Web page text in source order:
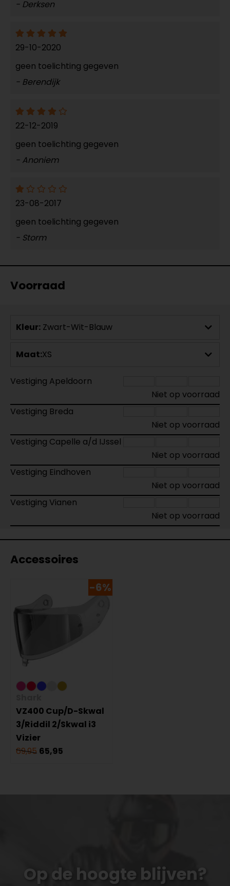
- Derksen
29-10-2020
geen toelichting gegeven
- Berendijk
22-12-2019
geen toelichting gegeven
- Anoniem
23-08-2017
geen toelichting gegeven
- Storm
Voorraad
Kleur: Zwart-Wit-Blauw
Maat:XS
Vestiging Apeldoorn
Niet op voorraad
Vestiging Breda
Niet op voorraad
Vestiging Capelle a/d IJssel
Niet op voorraad
Vestiging Eindhoven
Niet op voorraad
Vestiging Vianen
Niet op voorraad
Accessoires
-6%
VZ400 Cup/D-Skwal
3/Riddil 2/Skwal i3
Vizier
69,95 65,95
Op de hoogte blijven?